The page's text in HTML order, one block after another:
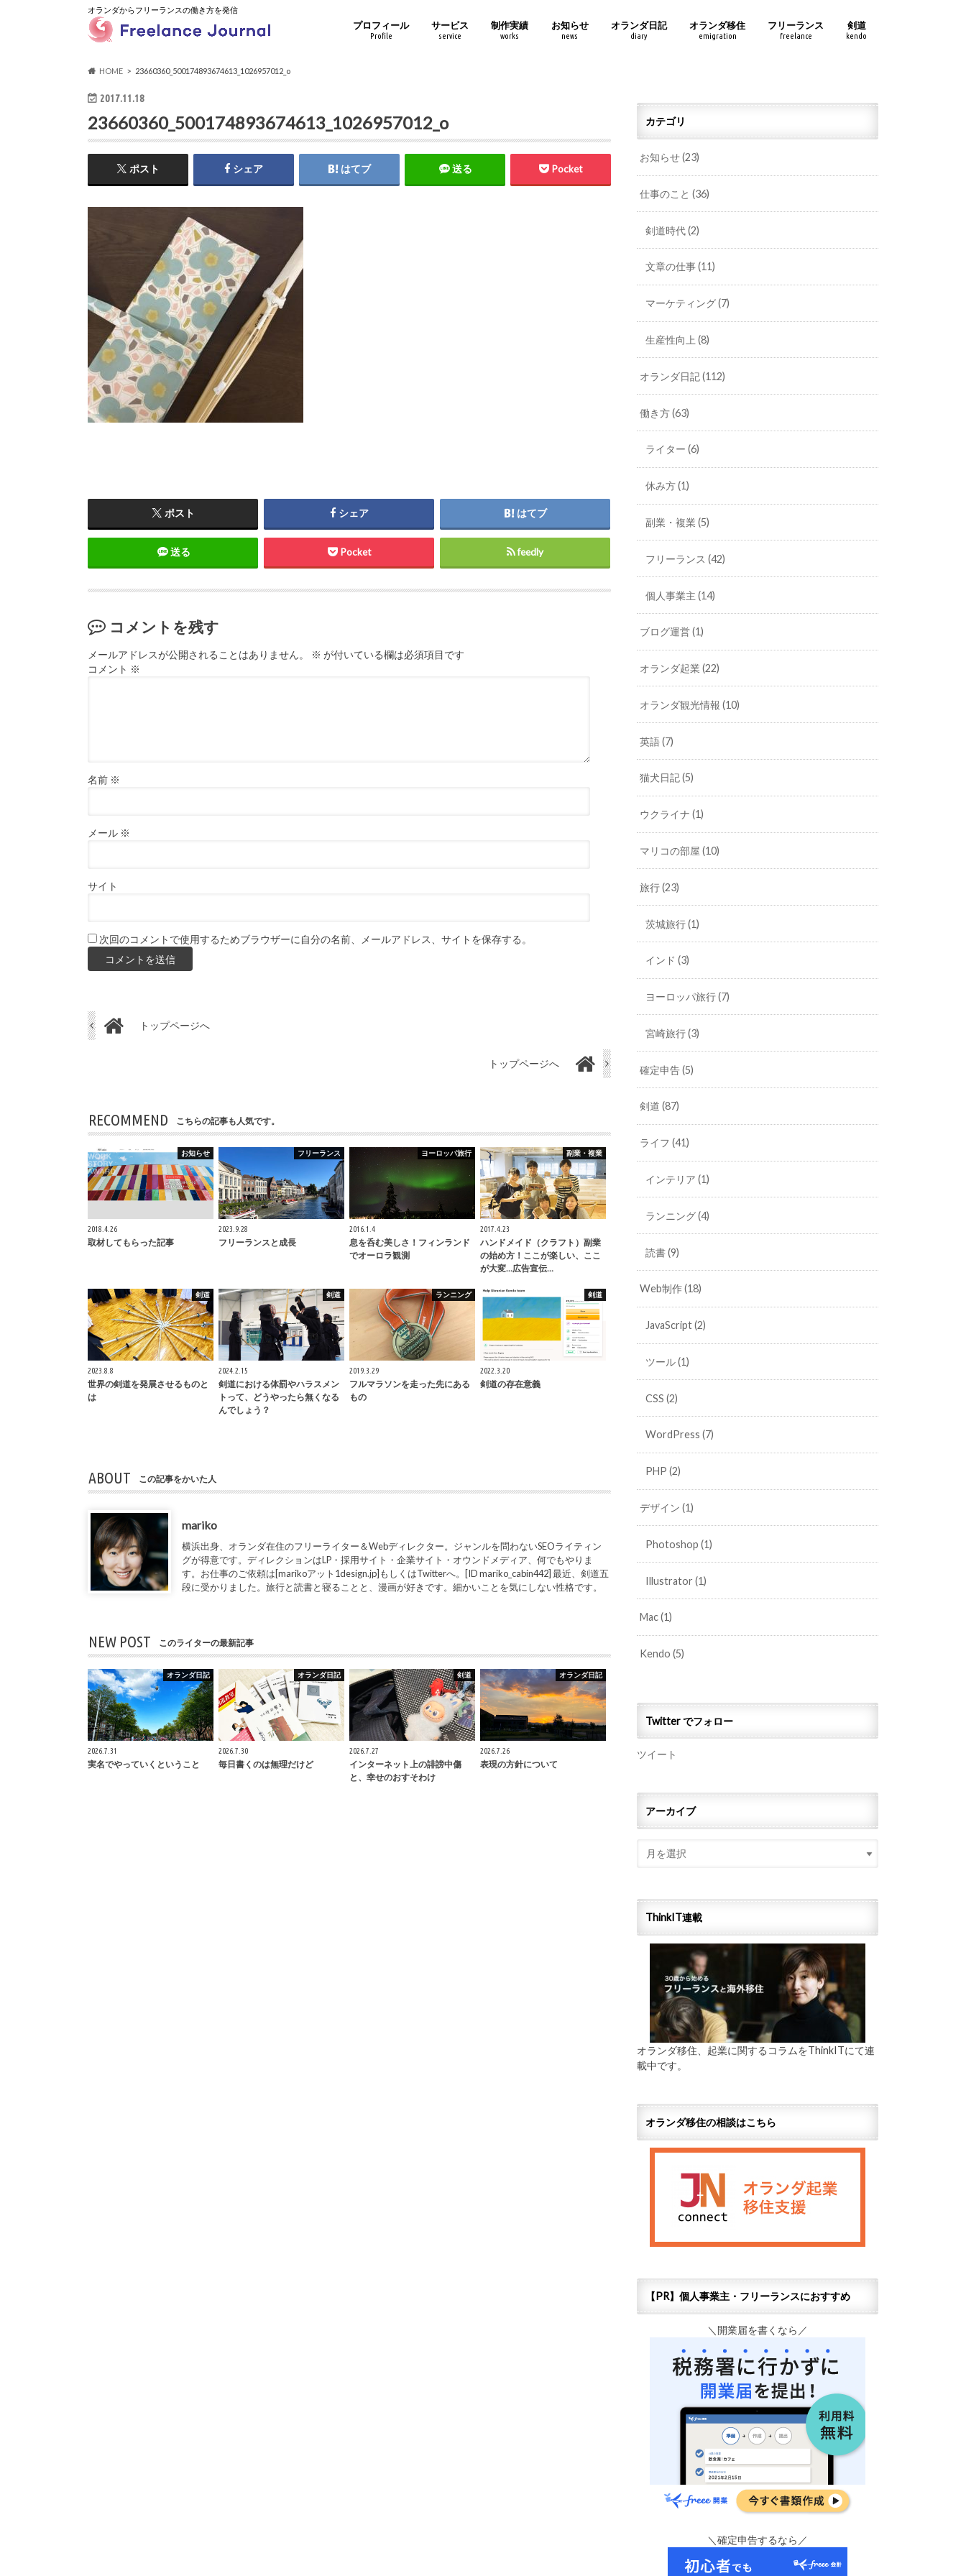
オランダからフリーランスの働き方を発信
プロフィール
Profile
サービス
service
制作実績
works
お知らせ
news
オランダ日記
diary
オランダ移住
emigration
フリーランス
freelance
剣道
kendo
HOME 23660360_500174893674613_1026957012_o
2017.11.18
23660360_500174893674613_1026957012_o
ポスト シェア はてブ 送る Pocket
ポスト シェア はてブ
送る Pocket feedly
コメントを残す
メールアドレスが公開されることはありません。 ※ が付いている欄は必須項目です
コメント ※
名前 ※
メール ※
サイト
次回のコメントで使用するためブラウザーに自分の名前、メールアドレス、サイトを保存する。
トップページへ
トップページへ
RECOMMEND こちらの記事も人気です。
お知らせ
2018.4.26
取材してもらった記事
フリーランス
2023.9.28
フリーランスと成長
ヨーロッパ旅行
2016.1.4
息を呑む美しさ！フィンランド
でオーロラ観測
副業・複業
2017.4.23
ハンドメイド（クラフト）副業
の始め方！ここが楽しい、ここ
が大変…広告宣伝…
剣道
2023.8.8
世界の剣道を発展させるものと
は
剣道
2024.2.15
剣道における体罰やハラスメン
トって、どうやったら無くなる
んでしょう？
ランニング
2019.3.29
フルマラソンを走った先にある
もの
剣道
2022.3.20
剣道の存在意義
ABOUT この記事をかいた人
mariko
横浜出身、オランダ在住のフリーライター＆Webディレクター。ジャンルを問わないSEOライティン
グが得意です。ディレクションはLP・採用サイト・企業サイト・オウンドメディア、何でもやりま
す。お仕事のご依頼は[marikoアット1design.jp]もしくはTwitterへ。[ID mariko_cabin442] 最近、剣道五
段に受かりました。旅行と読書と寝ることと、漫画が好きです。細かいことを気にしない性格です。
NEW POST このライターの最新記事
オランダ日記
2026.7.31
実名でやっていくということ
オランダ日記
2026.7.30
毎日書くのは無理だけど
剣道
2026.7.27
インターネット上の誹謗中傷
と、幸せのおすそわけ
オランダ日記
2026.7.26
表現の方針について
カテゴリ
お知らせ(23)
仕事のこと(36)
剣道時代(2)
文章の仕事(11)
マーケティング(7)
生産性向上 (8)
オランダ日記(112)
働き方(63)
ライター (6)
休み方(1)
副業・複業 (5)
フリーランス (42)
個人事業主 (14)
ブログ運営(1)
オランダ起業(22)
オランダ観光情報(10)
英語(7)
猫犬日記(5)
ウクライナ(1)
マリコの部屋(10)
旅行(23)
茨城旅行(1)
インド (3)
ヨーロッパ旅行(7)
宮崎旅行(3)
確定申告(5)
剣道(87)
ライフ(41)
インテリア (1)
ランニング(4)
読書(9)
Web制作(18)
JavaScript(2)
ツール(1)
CSS (2)
WordPress (7)
PHP (2)
デザイン(1)
Photoshop (1)
Illustrator (1)
Mac(1)
Kendo(5)
Twitter でフォロー
ツイート
アーカイブ
ThinkIT連載
オランダ移住、起業に関するコラムをThinkITにて連
載中です。
オランダ移住の相談はこちら
【PR】個人事業主・フリーランスにおすすめ
＼開業届を書くなら／
＼確定申告するなら／